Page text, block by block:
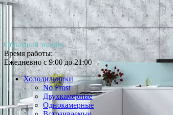
Обратный звонок
Время работы:
Ежедневно с 9:00 до 21:00
Холодильники
No Frost
Двухкамерные
Однокамерные